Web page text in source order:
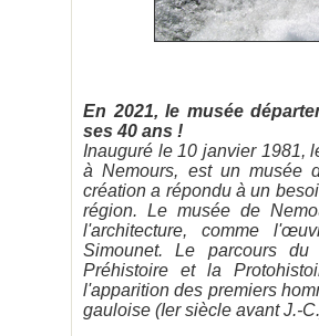
En 2021, le musée
ses 40 ans !
Inauguré le 10 janvier 1981,
à Nemours, est un musée
création a répondu à un
région. Le musée de
l'architecture, comme
Simounet. Le parcours
Préhistoire et la
l'apparition des premiers
gauloise (Ier siècle avant J.-